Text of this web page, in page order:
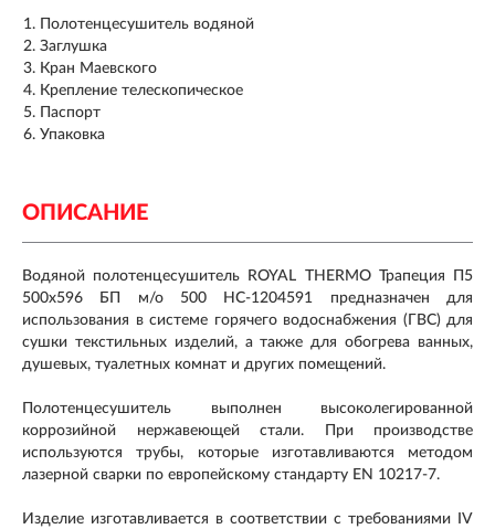
Полотенцесушитель водяной
Заглушка
Кран Маевского
Крепление телескопическое
Паспорт
Упаковка
ОПИСАНИЕ
Водяной полотенцесушитель ROYAL THERMO Трапеция П5
500x596 БП м/о 500 НС-1204591 предназначен для
использования в системе горячего водоснабжения (ГВС) для
сушки текстильных изделий, а также для обогрева ванных,
душевых, туалетных комнат и других помещений.
Полотенцесушитель выполнен высоколегированной
коррозийной нержавеющей стали. При производстве
используются трубы, которые изготавливаются методом
лазерной сварки по европейскому стандарту EN 10217-7.
Изделие изготавливается в соответствии с требованиями IV